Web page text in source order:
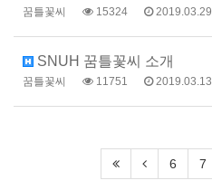
꿈틀꽃씨 15324 2019.03.29
SNUH 꿈틀꽃씨 소개
꿈틀꽃씨 11751 2019.03.13
6 7